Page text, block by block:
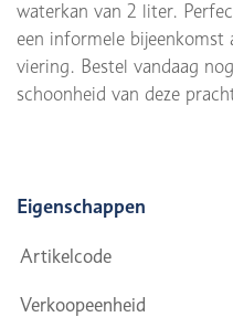
waterkan van 2 liter.
een informele
viering. Bestel vandaag
schoonheid van deze
Eigenschappen
Artikelcode
Verkoopeenheid